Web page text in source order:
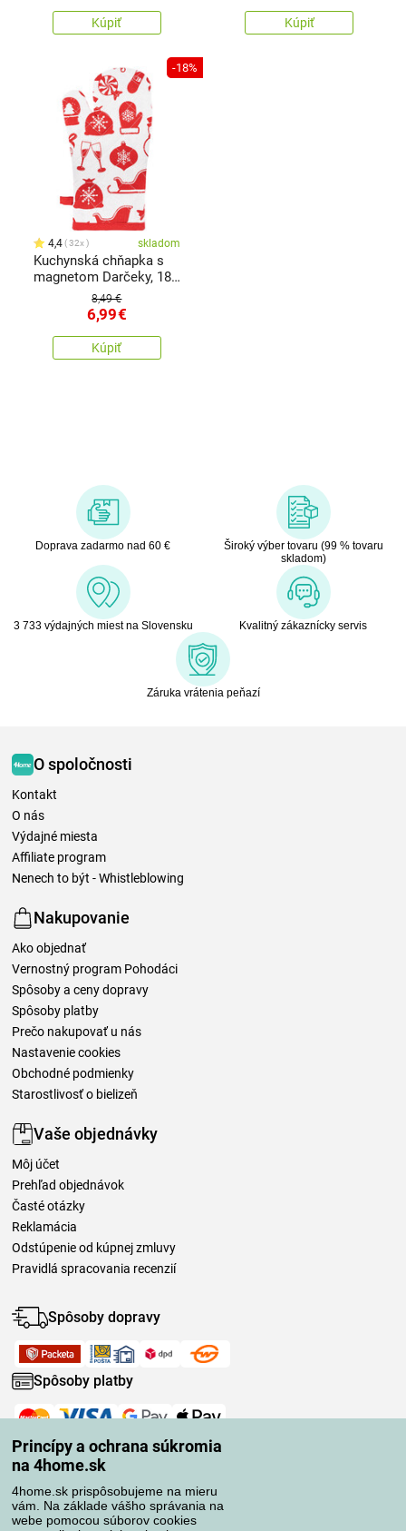
Princípy a ochrana súkromia
na 4home.sk
4home.sk prispôsobujeme na mieru
vám. Na základe vášho správania na
webe pomocou súborov cookies
Kúpiť Kúpiť
-18%
4,4 32x skladom
Kuchynská chňapka s
magnetom Darčeky, 18
8,49 €
6,99€
Kúpiť
Doprava zadarmo nad 60 €
Široký výber tovaru (99 % tovaru
skladom)
3 733 výdajných miest na Slovensku Kvalitný zákaznícky servis
Záruka vrátenia peňazí
O spoločnosti
Kontakt
O nás
Výdajné miesta
Affiliate program
Nenech to být - Whistleblowing
Nakupovanie
Ako objednať
Vernostný program Pohodáci
Spôsoby a ceny dopravy
Spôsoby platby
Prečo nakupovať u nás
Nastavenie cookies
Obchodné podmienky
Starostlivosť o bielizeň
Vaše objednávky
Môj účet
Prehľad objednávok
Časté otázky
Reklamácia
Odstúpenie od kúpnej zmluvy
Pravidlá spracovania recenzií
Spôsoby dopravy
Spôsoby platby
Spoľahlivý obchod